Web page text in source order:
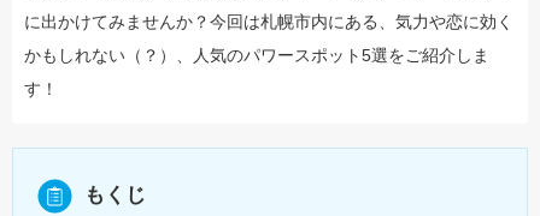
に出かけてみませんか？今回は札幌市内にある、気力や恋に効く
かもしれない（？）、人気のパワースポット5選をご紹介しま
す！
もくじ